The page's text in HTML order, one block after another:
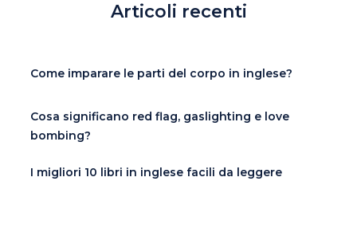
Articoli recenti
Come imparare le parti del corpo in inglese?
Cosa significano red flag, gaslighting e love
bombing?
I migliori 10 libri in inglese facili da leggere